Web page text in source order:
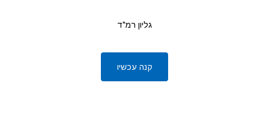
גליון רמ"ד
קנה עכשיו